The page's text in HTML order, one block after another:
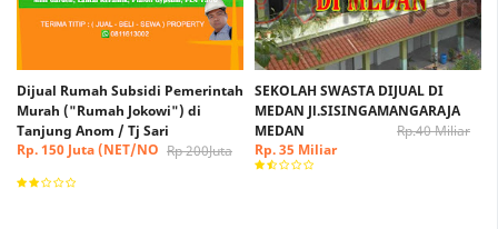
Dijual Rumah Subsidi Pemerintah
Murah ("Rumah Jokowi") di
Tanjung Anom / Tj Sari
Rp 200Juta
Rp. 150 Juta (NET/NO
SEKOLAH SWASTA DIJUAL DI
MEDAN Jl.SISINGAMANGARAJA
MEDAN
Rp.40 Miliar
Rp. 35 Miliar